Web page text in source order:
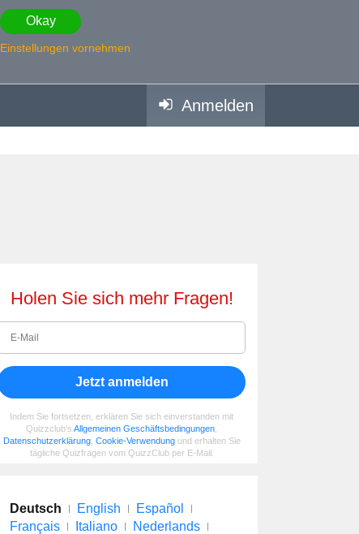
Okay
Einstellungen vornehmen
Anmelden
Holen Sie sich mehr Fragen!
Jetzt anmelden
Indem Sie fortsetzen, erklären Sie sich einverstanden mit
Quizzclub's Allgemeinen Geschäftsbedingungen
Datenschutzerklärung, Cookie-Verwendungund erhalten Sie
tägliche Quizfragen vom QuizzClub per E-Mail.
Deutsch English
Español
Français
Italiano
Nederlands